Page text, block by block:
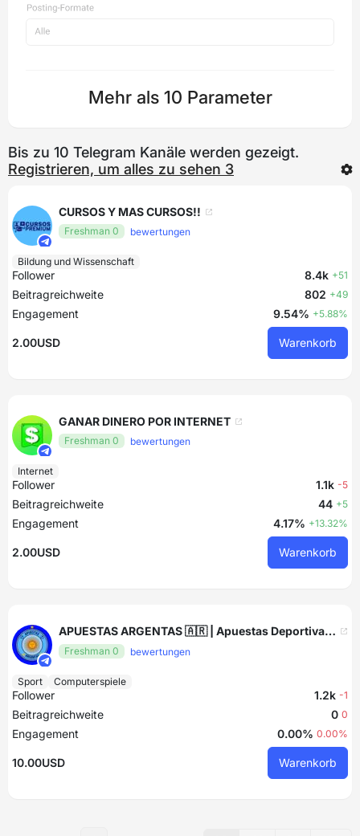
Mehr als 10 Parameter
Bis zu 10 Telegram Kanäle werden gezeigt.
Registrieren, um alles zu sehen 3
CURSOS Y MAS CURSOS!!
Freshman 0 bewertungen
Bildung und Wissenschaft
Follower 8.4k +51
Beitragreichweite 802 +49
Engagement 9.54% +5.88%
2.00USD Warenkorb
GANAR DINERO POR INTERNET
Freshman 0 bewertungen
Internet
Follower 1.1k -5
Beitragreichweite 44 +5
Engagement 4.17% +13.32%
2.00USD Warenkorb
APUESTAS ARGENTAS 🇦🇷 | Apuestas Deportivas 💰
Freshman 0 bewertungen
Sport Computerspiele
Follower 1.2k -1
Beitragreichweite 0 0
Engagement 0.00% 0.00%
10.00USD Warenkorb